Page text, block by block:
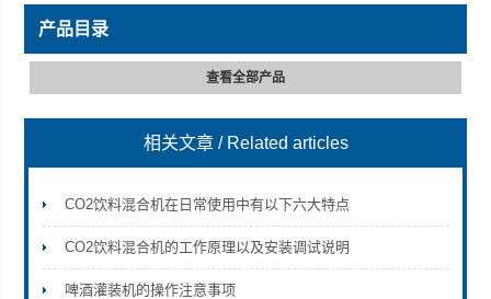
张家港市裕丰饮料机械有限公司
产品目录
查看全部产品
相关文章 / Related articles
CO2饮料混合机在日常使用中有以下六大特点
CO2饮料混合机的工作原理以及安装调试说明
啤酒灌装机的操作注意事项